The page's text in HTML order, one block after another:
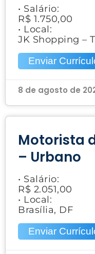
• Salário:
R$ 1.750,00
• Local:
JK Shopping –
Enviar
8 de agosto de
Motorista
– Urbano
• Salário:
R$ 2.051,00
• Local:
Brasília, DF
Enviar